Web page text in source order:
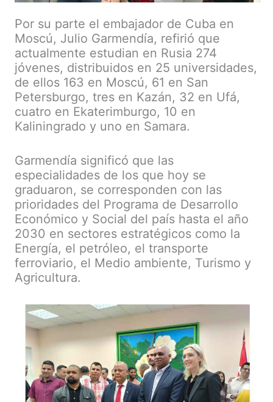
Por su parte el embajador de Cuba en
Moscú, Julio Garmendía, refirió que
actualmente estudian en Rusia 274
jóvenes, distribuidos en 25 universidades,
de ellos 163 en Moscú, 61 en San
Petersburgo, tres en Kazán, 32 en Ufá,
cuatro en Ekaterimburgo, 10 en
Kaliningrado y uno en Samara.
Garmendía significó que las
especialidades de los que hoy se
graduaron, se corresponden con las
prioridades del Programa de Desarrollo
Económico y Social del país hasta el año
2030 en sectores estratégicos como la
Energía, el petróleo, el transporte
ferroviario, el Medio ambiente, Turismo y
Agricultura.